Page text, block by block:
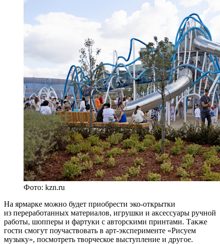
Фото: kzn.ru
На ярмарке можно будет приобрести эко-открытки
из переработанных материалов, игрушки и аксессуары ручной
работы, шопперы и фартуки с авторскими принтами. Также
гости смогут поучаствовать в арт-эксперименте «Рисуем
музыку», посмотреть творческое выступление и другое.